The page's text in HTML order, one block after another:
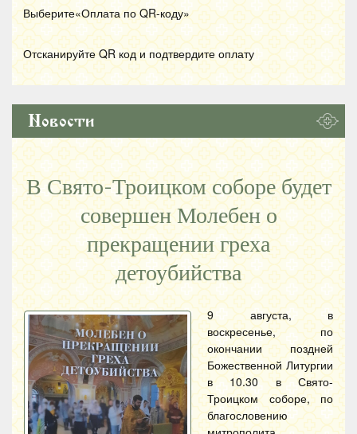
Выберите«Оплата по QR-коду»
Отсканируйте QR код и подтвердите оплату
Новости
В Свято-Троицком соборе будет
совершен Молебен о
прекращении греха
детоубийства
9 августа, в
воскресенье, по
окончании поздней
Божественной Литургии
в 10.30 в Свято-
Троицком соборе, по
благословению